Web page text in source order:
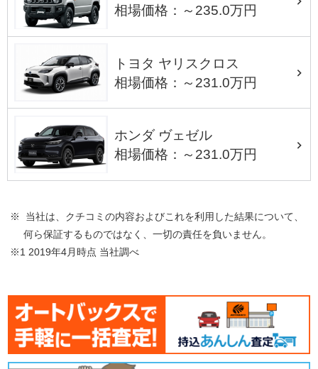
相場価格：～235.0万円
トヨタ ヤリスクロス
相場価格：～231.0万円
ホンダ ヴェゼル
相場価格：～231.0万円
※ 当社は、クチコミの内容およびこれを利用した結果について、
何ら保証するものではなく、一切の責任を負いません。
※1 2019年4月時点 当社調べ